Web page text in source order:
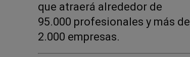
que atraerá alrededor de
95.000 profesionales y más de
2.000 empresas.